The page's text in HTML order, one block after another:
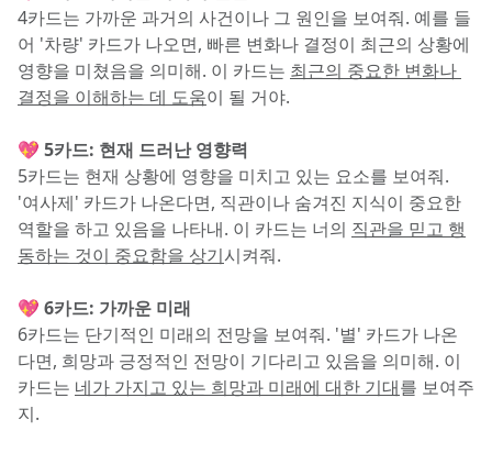
4카드는 가까운 과거의 사건이나 그 원인을 보여줘. 예를 들
어 '차량' 카드가 나오면, 빠른 변화나 결정이 최근의 상황에
영향을 미쳤음을 의미해. 이 카드는 최근의 중요한 변화나
결정을 이해하는 데 도움이 될 거야.
💖 5카드: 현재 드러난 영향력
5카드는 현재 상황에 영향을 미치고 있는 요소를 보여줘.
'여사제' 카드가 나온다면, 직관이나 숨겨진 지식이 중요한
역할을 하고 있음을 나타내. 이 카드는 너의 직관을 믿고 행
동하는 것이 중요함을 상기시켜줘.
💖 6카드: 가까운 미래
6카드는 단기적인 미래의 전망을 보여줘. '별' 카드가 나온
다면, 희망과 긍정적인 전망이 기다리고 있음을 의미해. 이
카드는 네가 가지고 있는 희망과 미래에 대한 기대를 보여주
지.